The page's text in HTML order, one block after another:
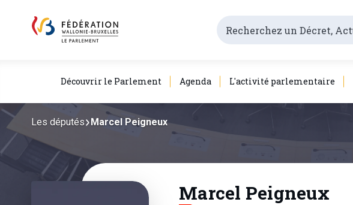
Découvrir le Parlement Agenda L'activité parlementaire
Les députés Marcel Peigneux
Marcel Peigneux